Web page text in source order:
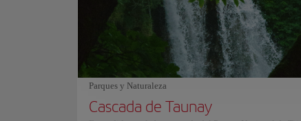
pasar en Brasil! Para los amante sdel pescado, Zazá
su lugar, la carta no deja a nadie fuera. Para dar un toque
comida, los cócteles de este lugar son la mejor opción.
Parques y Naturaleza
Cascada de Taunay
La bohemia de
lugar perfecto
burguesía de la
La vida
ciudad. El